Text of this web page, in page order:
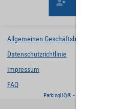
Allgemeinen Geschäftsbedingungen
Datenschutzrichtlinie
Impressum
FAQ
ParkingHQ® - eine Lösung von